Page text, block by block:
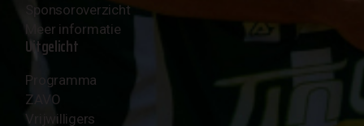
Sponsoroverzicht
Meer informatie
Uitgelicht
Programma
ZAVO
Vrijwilligers